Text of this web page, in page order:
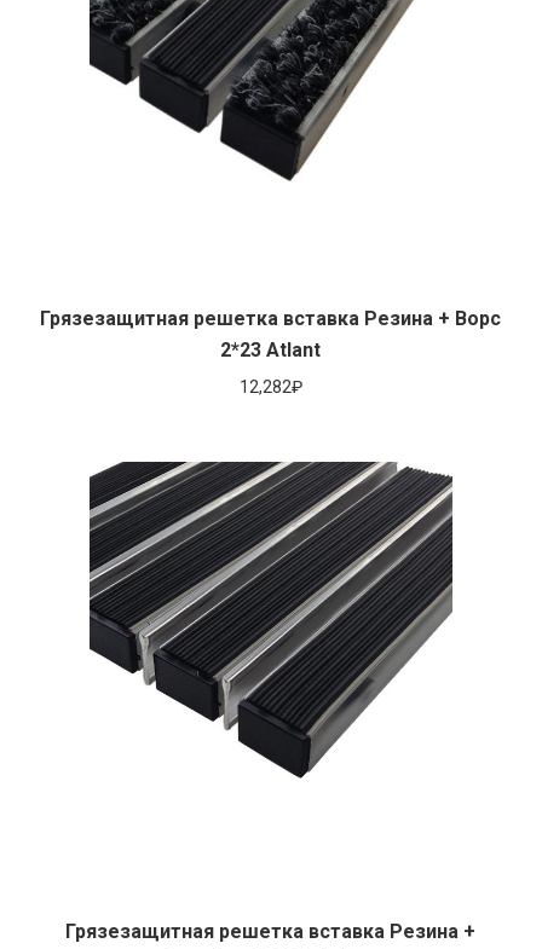
Грязезащитная решетка вставка Резина + Ворс
2*23 Atlant
12,282₽
Грязезащитная решетка вставка Резина +